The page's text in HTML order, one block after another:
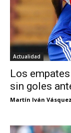
Actualidad
Los empates
sin goles
Martín Iván